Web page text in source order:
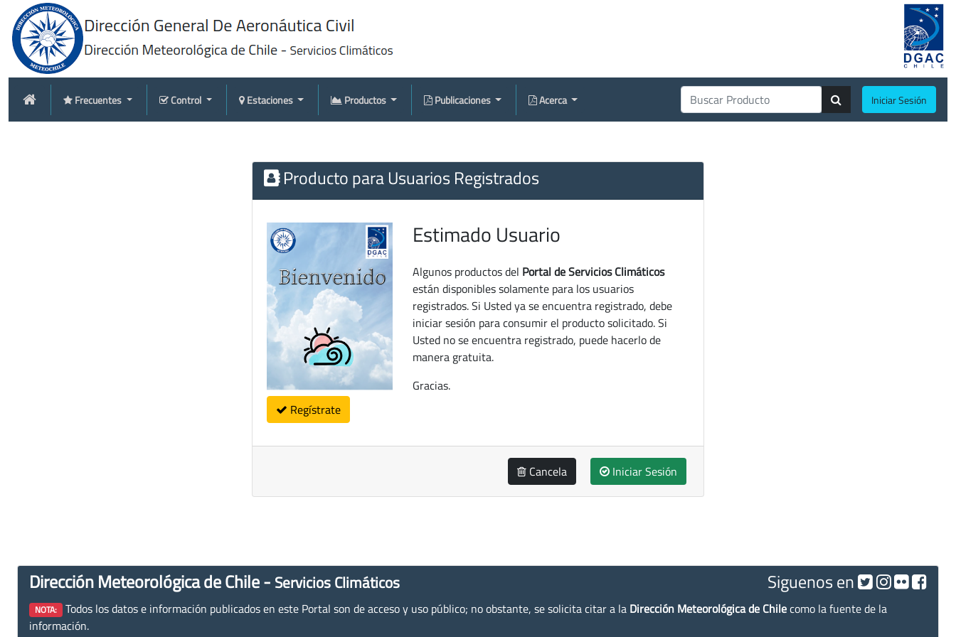
Frecuentes Control Estaciones Productos Publicaciones Acerca Iniciar Sesión
Producto para Usuarios Registrados
Regístrate
Estimado Usuario
Algunos productos del Portal de Servicios Climáticos
están disponibles solamente para los usuarios
registrados. Si Usted ya se encuentra registrado, debe
iniciar sesión para consumir el producto solicitado. Si
Usted no se encuentra registrado, puede hacerlo de
manera gratuita.
Gracias.
Cancela Iniciar Sesión
Dirección Meteorológica de Chile - Servicios Climáticos Siguenos en
NOTA: Todos los datos e información publicados en este Portal son de acceso y uso público; no obstante, se solicita citar a la Dirección Meteorológica de Chilecomo la fuente de la
información.